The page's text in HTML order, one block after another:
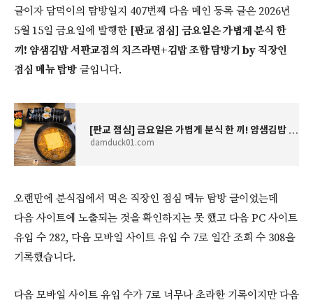
글이자 담덕이의 탐방일지 407번째 다음 메인 등록 글은 2026년
5월 15일 금요일에 발행한 [판교 점심] 금요일은 가볍게 분식 한
끼! 얌샘김밥 서판교점의 치즈라면+김밥 조합 탐방기 by 직장인
점심 메뉴 탐방 글입니다.
[판교 점심] 금요일은 가볍게 분식 한 끼! 얌샘김밥 서판교점의 치즈라면+김밥 조합 탐방기 by 직
damduck01.com
오랜만에 분식집에서 먹은 직장인 점심 메뉴 탐방 글이었는데
다음 사이트에 노출되는 것을 확인하지는 못 했고 다음 PC 사이트
유입 수 282, 다음 모바일 사이트 유입 수 7로 일간 조회 수 308을
기록했습니다.
다음 모바일 사이트 유입 수가 7로 너무나 초라한 기록이지만 다음